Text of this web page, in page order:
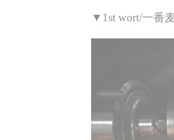
▼1st wort/一番